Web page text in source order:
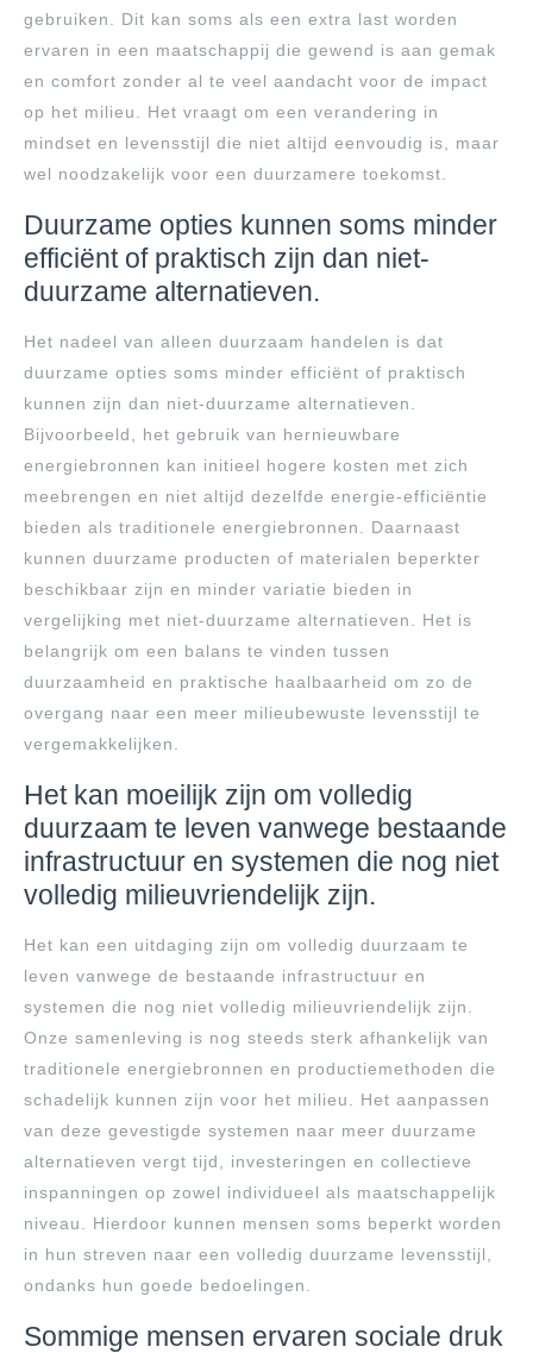
gebruiken. Dit kan soms als een extra last worden
ervaren in een maatschappij die gewend is aan gemak
en comfort zonder al te veel aandacht voor de impact
op het milieu. Het vraagt om een verandering in
mindset en levensstijl die niet altijd eenvoudig is, maar
wel noodzakelijk voor een duurzamere toekomst.
Duurzame opties kunnen soms minder
efficiënt of praktisch zijn dan niet-
duurzame alternatieven.
Het nadeel van alleen duurzaam handelen is dat
duurzame opties soms minder efficiënt of praktisch
kunnen zijn dan niet-duurzame alternatieven.
Bijvoorbeeld, het gebruik van hernieuwbare
energiebronnen kan initieel hogere kosten met zich
meebrengen en niet altijd dezelfde energie-efficiëntie
bieden als traditionele energiebronnen. Daarnaast
kunnen duurzame producten of materialen beperkter
beschikbaar zijn en minder variatie bieden in
vergelijking met niet-duurzame alternatieven. Het is
belangrijk om een balans te vinden tussen
duurzaamheid en praktische haalbaarheid om zo de
overgang naar een meer milieubewuste levensstijl te
vergemakkelijken.
Het kan moeilijk zijn om volledig
duurzaam te leven vanwege bestaande
infrastructuur en systemen die nog niet
volledig milieuvriendelijk zijn.
Het kan een uitdaging zijn om volledig duurzaam te
leven vanwege de bestaande infrastructuur en
systemen die nog niet volledig milieuvriendelijk zijn.
Onze samenleving is nog steeds sterk afhankelijk van
traditionele energiebronnen en productiemethoden die
schadelijk kunnen zijn voor het milieu. Het aanpassen
van deze gevestigde systemen naar meer duurzame
alternatieven vergt tijd, investeringen en collectieve
inspanningen op zowel individueel als maatschappelijk
niveau. Hierdoor kunnen mensen soms beperkt worden
in hun streven naar een volledig duurzame levensstijl,
ondanks hun goede bedoelingen.
Sommige mensen ervaren sociale druk